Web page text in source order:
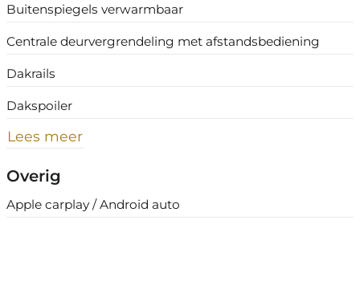
Buitenspiegels verwarmbaar
Centrale deurvergrendeling met afstandsbediening
Dakrails
Dakspoiler
Lees meer
Overig
Apple carplay / Android auto